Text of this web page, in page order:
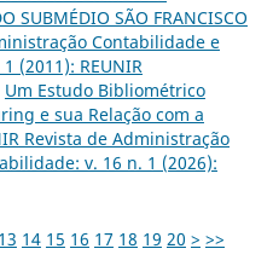
SUBMÉDIO SÃO FRANCISCO
Contabilidade e
(2011): REUNIR
Um Estudo Bibliométrico
e sua Relação com a
Revista de Administração
v. 16 n. 1 (2026):
13 14 15 16 17 18 19 20 > >>